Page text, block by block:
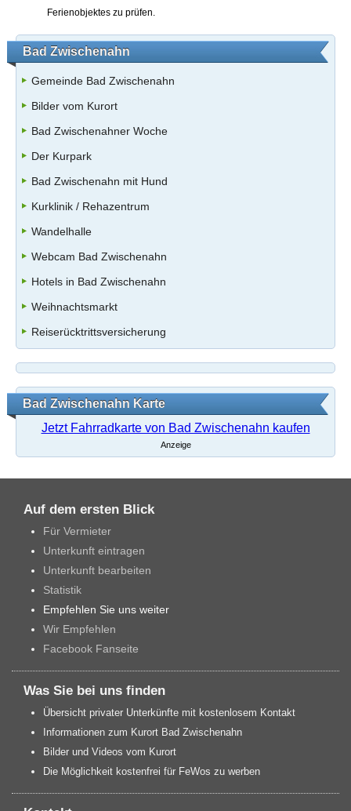
Ferienobjektes zu prüfen.
Bad Zwischenahn
Gemeinde Bad Zwischenahn
Bilder vom Kurort
Bad Zwischenahner Woche
Der Kurpark
Bad Zwischenahn mit Hund
Kurklinik / Rehazentrum
Wandelhalle
Webcam Bad Zwischenahn
Hotels in Bad Zwischenahn
Weihnachtsmarkt
Reiserücktrittsversicherung
Bad Zwischenahn Karte
Jetzt Fahrradkarte von Bad Zwischenahn kaufen
Anzeige
Auf dem ersten Blick
Für Vermieter
Unterkunft eintragen
Unterkunft bearbeiten
Statistik
Empfehlen Sie uns weiter
Wir Empfehlen
Facebook Fanseite
Was Sie bei uns finden
Übersicht privater Unterkünfte mit kostenlosem Kontakt
Informationen zum Kurort Bad Zwischenahn
Bilder und Videos vom Kurort
Die Möglichkeit kostenfrei für FeWos zu werben